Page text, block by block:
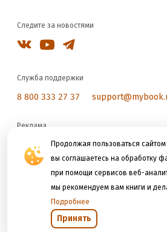
Продолжая пользоваться сайтом
вы соглашаетесь на обработку
при помощи сервисов веб-
мы рекомендуем вам книги и
Подробнее
Принять
Следите за новостями
Служба поддержки
8 800 333 27 37
Реклама
reklama@litres.ru
Мы принимаем к оплате
Открыть в